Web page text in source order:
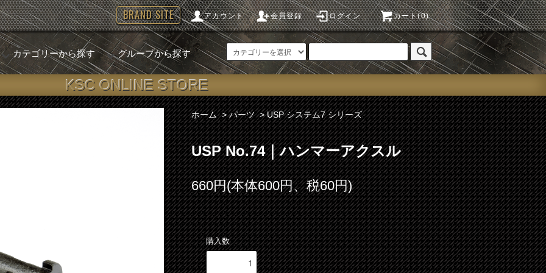
アカウント 会員登録 ログイン カート(0)
BRAND SITE
カテゴリーから探す グループから探す
KSC ONLINE STORE
ホーム >パーツ >USP システム7 シリーズ
USP No.74｜ハンマーアクスル
660円(本体600円、税60円)
購入数